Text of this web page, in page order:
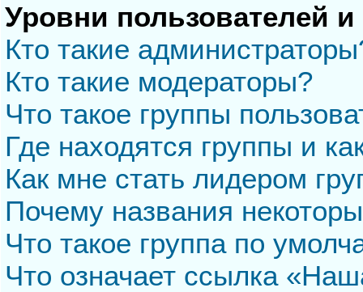
Уровни пользователей
Кто такие
Кто такие модераторы?
Что такое группы
Где находятся группы и
Как мне стать лидером
Почему названия
Что такое группа по
Что означает ссылка